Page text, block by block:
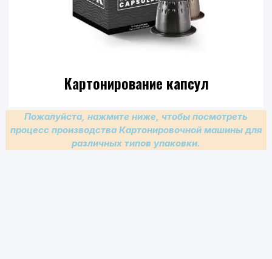
Картонирование капсул
Пожалуйста, нажмите ниже, чтобы посмотреть
процесс производства Картонировочной машины для
различных типов упаковки.